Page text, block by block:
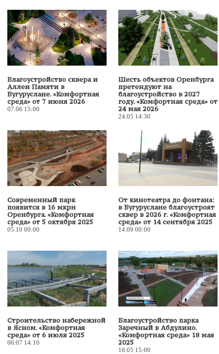
Благоустройство сквера и
Аллеи Памяти в
Бугуруслане. «Комфортная
среда» от 7 июня 2026
07.06 15:00
Шесть объектов Оренбурга
претендуют на
благоустройство в 2027
году. «Комфортная среда» от
24 мая 2026
24.05 14:30
Современный парк
появится в 16 мкрн
Оренбурга. «Комфортная
среда» от 5 октября 2025
05.10 00:00
От кинотеатра до фонтана:
в Бугуруслане благоустроят
сквер в 2026 г. «Комфортная
среда» от 14 сентября 2025
14.09 00:00
Строительство набережной
в Ясном. «Комфортная
среда» от 6 июля 2025
06.07 14:10
Благоустройство парка
Заречный в Абдулино.
«Комфортная среда» 18 мая
2025
18.05 15:00